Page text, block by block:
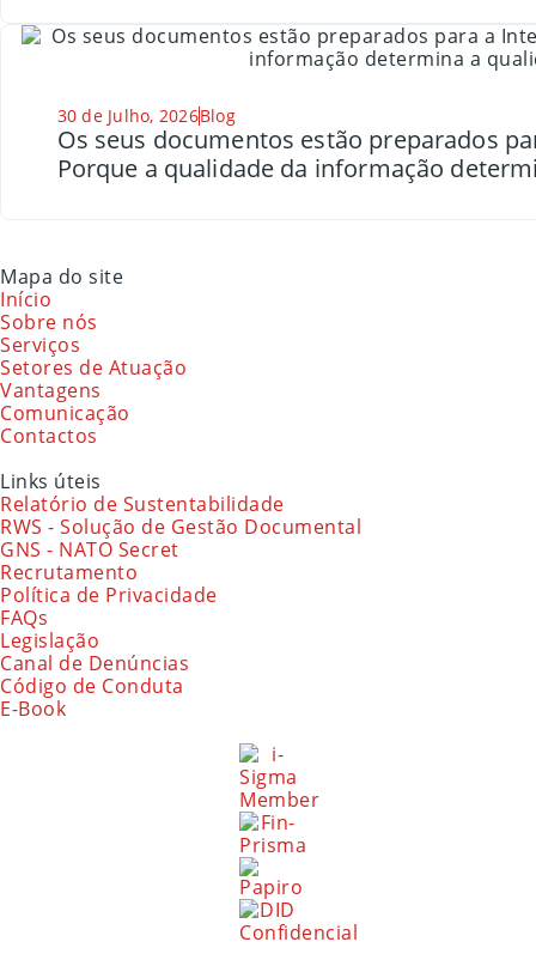
30 de Julho, 2026Blog
Os seus documentos estão preparados
Porque a qualidade da informação
Mapa do site
Início
Sobre nós
Serviços
Setores de Atuação
Vantagens
Comunicação
Contactos
Links úteis
Relatório de Sustentabilidade
RWS - Solução de Gestão Documental
GNS - NATO Secret
Recrutamento
Política de Privacidade
FAQs
Legislação
Canal de Denúncias
Código de Conduta
E-Book